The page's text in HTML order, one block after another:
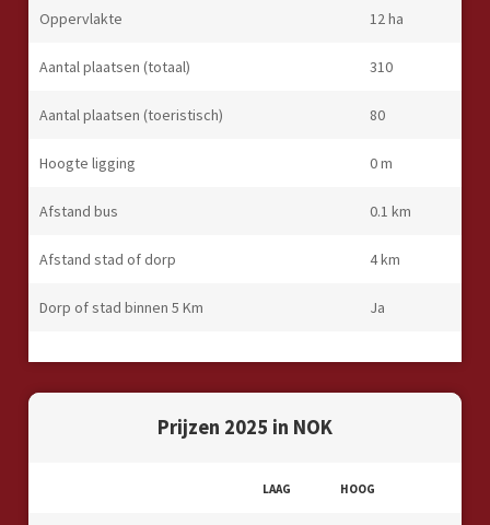
Oppervlakte 12 ha
Aantal plaatsen (totaal) 310
Aantal plaatsen (toeristisch) 80
Hoogte ligging 0 m
Afstand bus 0.1 km
Afstand stad of dorp 4 km
Dorp of stad binnen 5 Km Ja
Prijzen 2025 in NOK
LAAG HOOG